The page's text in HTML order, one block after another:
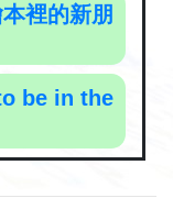
裡的新朋
be in the